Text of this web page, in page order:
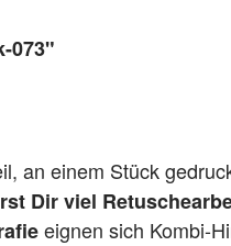
073"
an einem Stück
Dir viel
eignen sich Kombi-